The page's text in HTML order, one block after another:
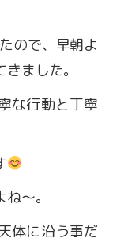
ので、早朝よ
ました。
な行動と丁寧
〜。
体に沿う事だ